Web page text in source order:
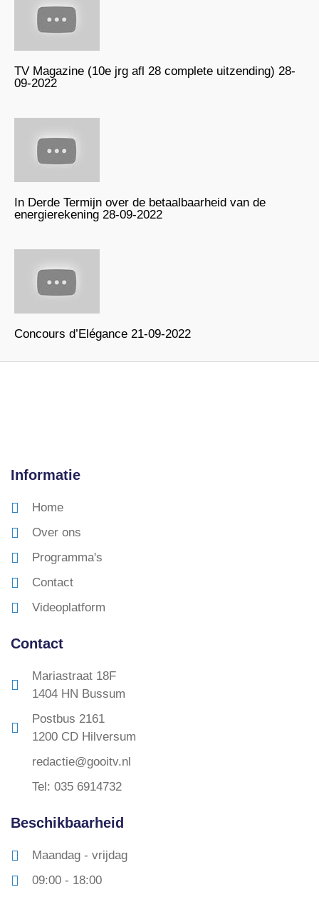
TV Magazine (10e jrg afl 28 complete uitzending) 28-
09-2022
In Derde Termijn over de betaalbaarheid van de
energierekening 28-09-2022
Concours d’Elégance 21-09-2022
Informatie
Home
Over ons
Programma's
Contact
Videoplatform
Contact
Mariastraat 18F
1404 HN Bussum
Postbus 2161
1200 CD Hilversum
redactie@gooitv.nl
Tel: 035 6914732
Beschikbaarheid
Maandag - vrijdag
09:00 - 18:00